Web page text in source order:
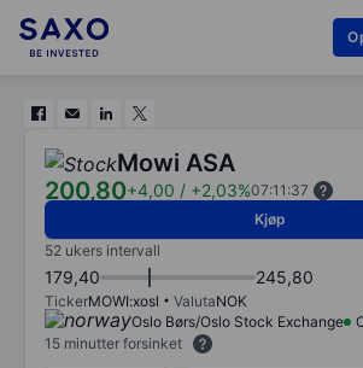
Mowi ASA
200,80+4,00 / +2,03%07:11:37
Kjøp
52 ukers intervall
179,40 245,80
TickerMOWI:xosl ValutaNOK
Oslo Børs/Oslo Stock Exchange
15 minutter forsinket